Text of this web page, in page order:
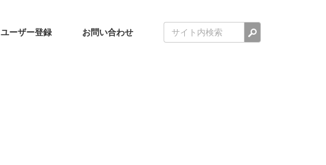
ユーザー登録 お問い合わせ 検索